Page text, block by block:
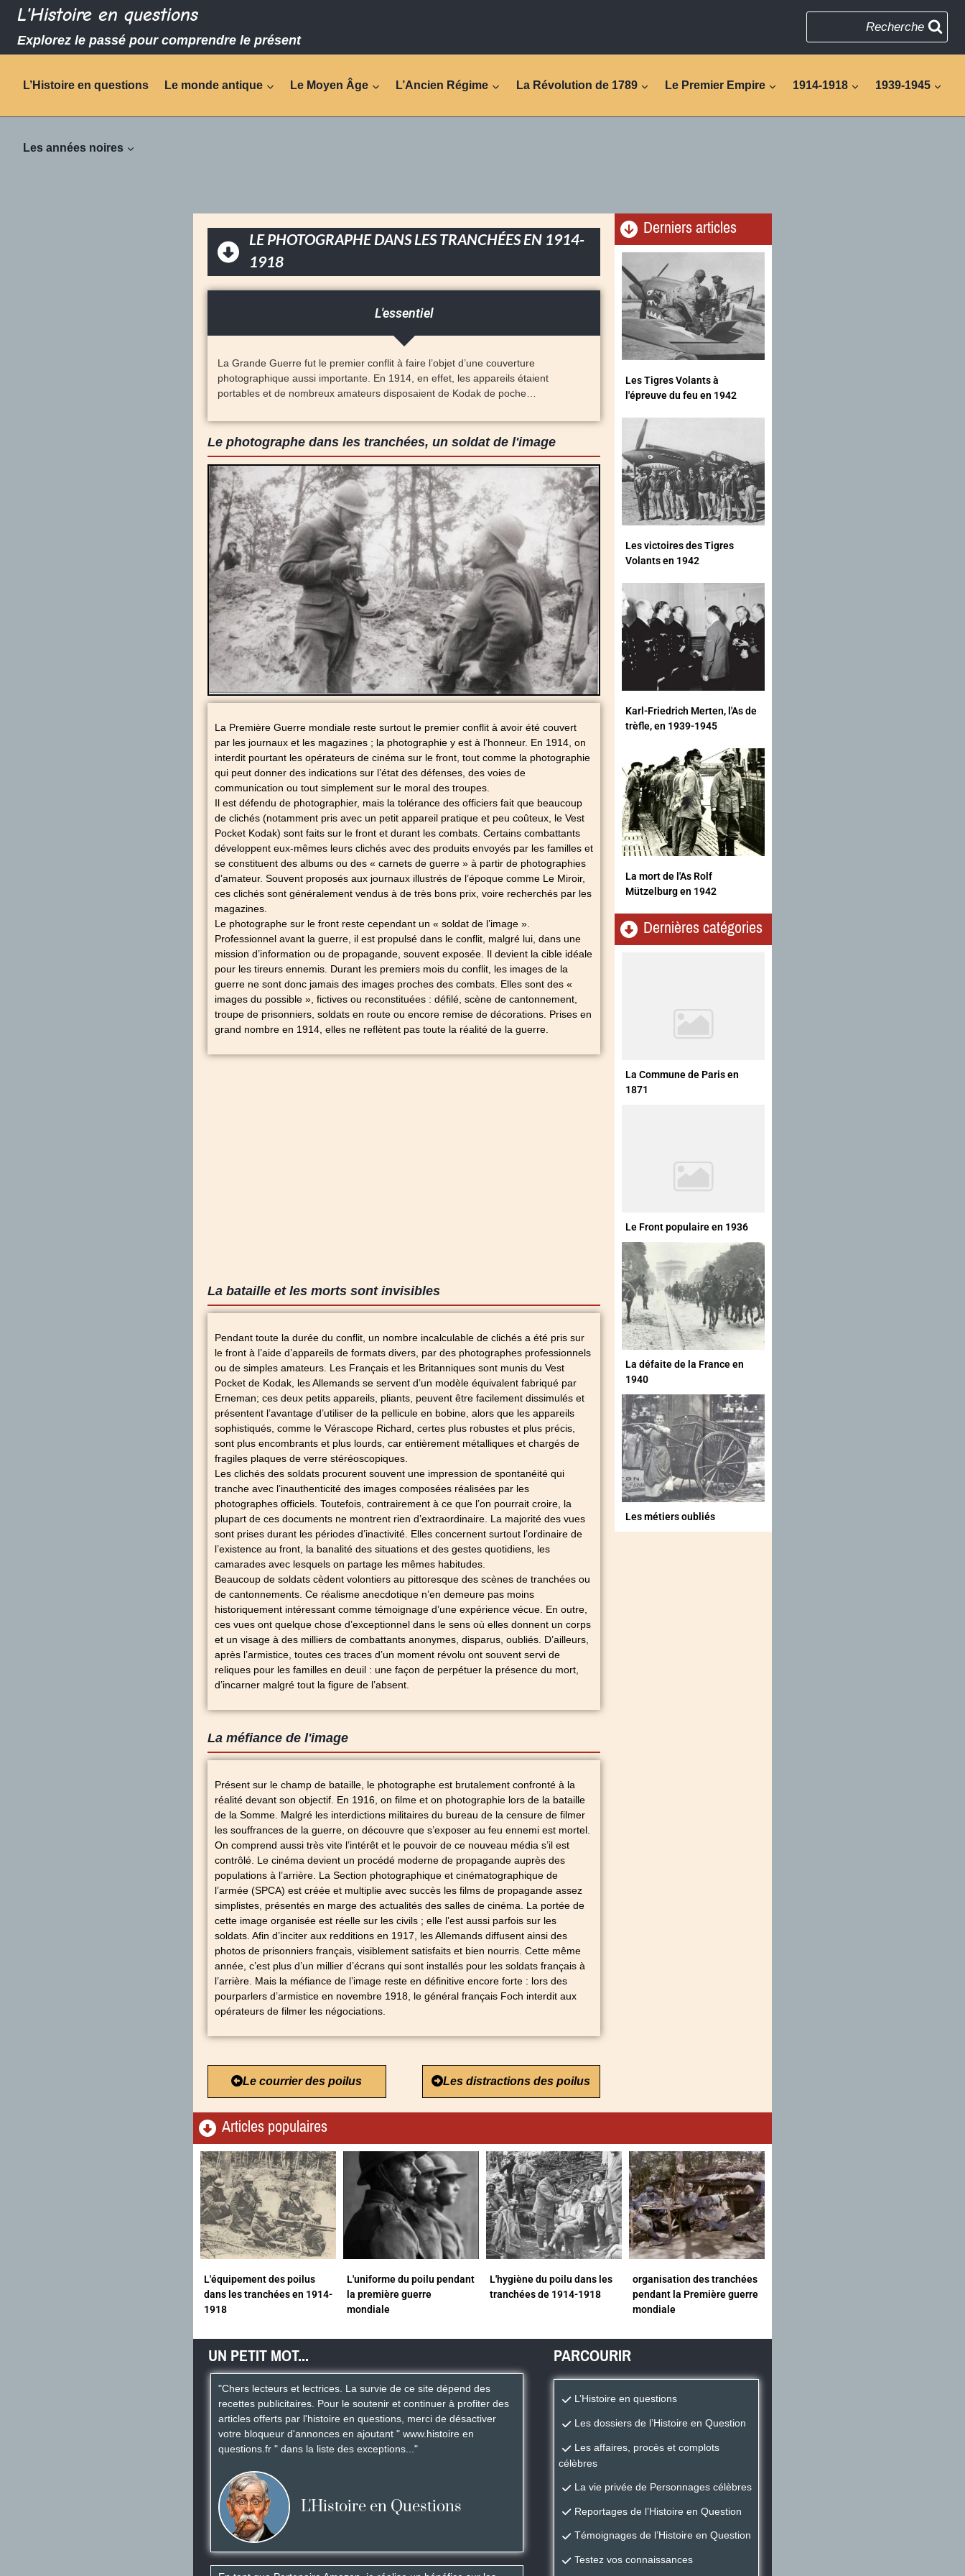
L'Histoire en questions
Explorez le passé pour comprendre le présent
Recherche
L’Histoire en questions Le monde antique Le Moyen Âge L’Ancien Régime La Révolution de 1789 Le Premier Empire 1914-1918 1939-1945
Les années noires
LE PHOTOGRAPHE DANS LES TRANCHÉES EN 1914-
1918
L'essentiel
La Grande Guerre fut le premier conflit à faire l’objet d’une couverture
photographique aussi importante. En 1914, en effet, les appareils étaient
portables et de nombreux amateurs disposaient de Kodak de poche…
Le photographe dans les tranchées, un soldat de l'image
La Première Guerre mondiale reste surtout le premier conflit à avoir été couvert
par les journaux et les magazines ; la photographie y est à l’honneur. En 1914, on
interdit pourtant les opérateurs de cinéma sur le front, tout comme la photographie
qui peut donner des indications sur l’état des défenses, des voies de
communication ou tout simplement sur le moral des troupes.
Il est défendu de photographier, mais la tolérance des officiers fait que beaucoup
de clichés (notamment pris avec un petit appareil pratique et peu coûteux, le Vest
Pocket Kodak) sont faits sur le front et durant les combats. Certains combattants
développent eux-mêmes leurs clichés avec des produits envoyés par les familles et
se constituent des albums ou des « carnets de guerre » à partir de photographies
d’amateur. Souvent proposés aux journaux illustrés de l’époque comme Le Miroir,
ces clichés sont généralement vendus à de très bons prix, voire recherchés par les
magazines.
Le photographe sur le front reste cependant un « soldat de l’image ».
Professionnel avant la guerre, il est propulsé dans le conflit, malgré lui, dans une
mission d’information ou de propagande, souvent exposée. Il devient la cible idéale
pour les tireurs ennemis. Durant les premiers mois du conflit, les images de la
guerre ne sont donc jamais des images proches des combats. Elles sont des «
images du possible », fictives ou reconstituées : défilé, scène de cantonnement,
troupe de prisonniers, soldats en route ou encore remise de décorations. Prises en
grand nombre en 1914, elles ne reflètent pas toute la réalité de la guerre.
La bataille et les morts sont invisibles
Pendant toute la durée du conflit, un nombre incalculable de clichés a été pris sur
le front à l’aide d’appareils de formats divers, par des photographes professionnels
ou de simples amateurs. Les Français et les Britanniques sont munis du Vest
Pocket de Kodak, les Allemands se servent d’un modèle équivalent fabriqué par
Erneman; ces deux petits appareils, pliants, peuvent être facilement dissimulés et
présentent l’avantage d’utiliser de la pellicule en bobine, alors que les appareils
sophistiqués, comme le Vérascope Richard, certes plus robustes et plus précis,
sont plus encombrants et plus lourds, car entièrement métalliques et chargés de
fragiles plaques de verre stéréoscopiques.
Les clichés des soldats procurent souvent une impression de spontanéité qui
tranche avec l’inauthenticité des images composées réalisées par les
photographes officiels. Toutefois, contrairement à ce que l’on pourrait croire, la
plupart de ces documents ne montrent rien d’extraordinaire. La majorité des vues
sont prises durant les périodes d’inactivité. Elles concernent surtout l’ordinaire de
l’existence au front, la banalité des situations et des gestes quotidiens, les
camarades avec lesquels on partage les mêmes habitudes.
Beaucoup de soldats cèdent volontiers au pittoresque des scènes de tranchées ou
de cantonnements. Ce réalisme anecdotique n’en demeure pas moins
historiquement intéressant comme témoignage d’une expérience vécue. En outre,
ces vues ont quelque chose d’exceptionnel dans le sens où elles donnent un corps
et un visage à des milliers de combattants anonymes, disparus, oubliés. D’ailleurs,
après l’armistice, toutes ces traces d’un moment révolu ont souvent servi de
reliques pour les familles en deuil : une façon de perpétuer la présence du mort,
d’incarner malgré tout la figure de l’absent.
La méfiance de l'image
Présent sur le champ de bataille, le photographe est brutalement confronté à la
réalité devant son objectif. En 1916, on filme et on photographie lors de la bataille
de la Somme. Malgré les interdictions militaires du bureau de la censure de filmer
les souffrances de la guerre, on découvre que s’exposer au feu ennemi est mortel.
On comprend aussi très vite l’intérêt et le pouvoir de ce nouveau média s’il est
contrôlé. Le cinéma devient un procédé moderne de propagande auprès des
populations à l’arrière. La Section photographique et cinématographique de
l’armée (SPCA) est créée et multiplie avec succès les films de propagande assez
simplistes, présentés en marge des actualités des salles de cinéma. La portée de
cette image organisée est réelle sur les civils ; elle l’est aussi parfois sur les
soldats. Afin d’inciter aux redditions en 1917, les Allemands diffusent ainsi des
photos de prisonniers français, visiblement satisfaits et bien nourris. Cette même
année, c’est plus d’un millier d’écrans qui sont installés pour les soldats français à
l’arrière. Mais la méfiance de l’image reste en définitive encore forte : lors des
pourparlers d’armistice en novembre 1918, le général français Foch interdit aux
opérateurs de filmer les négociations.
Le courrier des poilus Les distractions des poilus
Derniers articles
Les Tigres Volants à
l'épreuve du feu en 1942
Les victoires des Tigres
Volants en 1942
Karl-Friedrich Merten, l'As de
trèfle, en 1939-1945
La mort de l'As Rolf
Mützelburg en 1942
Dernières catégories
La Commune de Paris en
1871
Le Front populaire en 1936
La défaite de la France en
1940
Les métiers oubliés
Articles populaires
L'équipement des poilus
dans les tranchées en 1914-
1918
L'uniforme du poilu pendant
la première guerre
mondiale
L'hygiène du poilu dans les
tranchées de 1914-1918
organisation des tranchées
pendant la Première guerre
mondiale
UN PETIT MOT...
"Chers lecteurs et lectrices. La survie de ce site dépend des
recettes publicitaires. Pour le soutenir et continuer à profiter des
articles offerts par l'histoire en questions, merci de désactiver
votre bloqueur d'annonces en ajoutant " www.histoire en
questions.fr " dans la liste des exceptions..."
L'Histoire en Questions
PARCOURIR
L’Histoire en questions
Les dossiers de l’Histoire en Question
Les affaires, procès et complots
célèbres
La vie privée de Personnages célèbres
Reportages de l’Histoire en Question
Témoignages de l’Histoire en Question
Testez vos connaissances